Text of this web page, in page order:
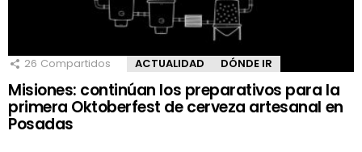
26 Compartidos ACTUALIDAD DÓNDE IR
Misiones: continúan los preparativos para la
primera Oktoberfest de cerveza artesanal en
Posadas